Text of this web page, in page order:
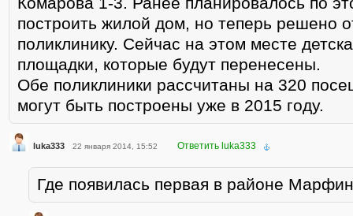
построить жилой дом, но теперь решено
поликлинику. Сейчас на этом месте
площадки, которые будут перенесены.
Обе поликлиники рассчитаны на 320
могут быть построены уже в 2015 году.
luka333 22 января 2014, 15:52 Ответить luka333
Где появилась первая в районе